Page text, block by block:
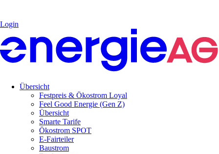
Login
Übersicht
Festpreis & Ökostrom Loyal
Feel Good Energie (Gen Z)
Übersicht
Smarte Tarife
Ökostrom SPOT
E-Fairteiler
Baustrom